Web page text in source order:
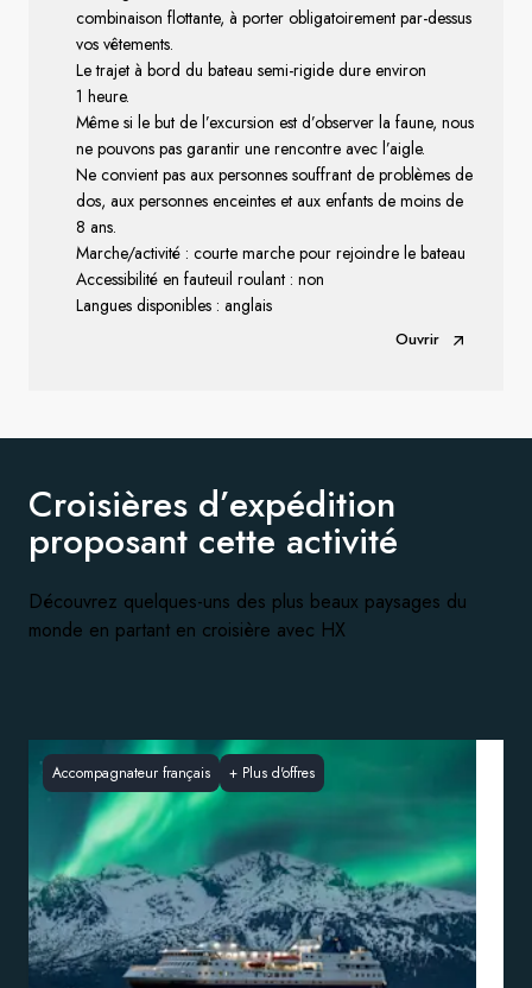
combinaison flottante, à porter obligatoirement par-dessus
vos vêtements.
Le trajet à bord du bateau semi-rigide dure environ
1 heure.
Même si le but de l’excursion est d’observer la faune, nous
ne pouvons pas garantir une rencontre avec l’aigle.
Ne convient pas aux personnes souffrant de problèmes de
dos, aux personnes enceintes et aux enfants de moins de
8 ans.
Marche/activité : courte marche pour rejoindre le bateau
Accessibilité en fauteuil roulant : non
Langues disponibles : anglais
Ouvrir
Croisières d’expédition
proposant cette activité
Découvrez quelques-uns des plus beaux paysages du
monde en partant en croisière avec HX
Accompagnateur français + Plus d'offres